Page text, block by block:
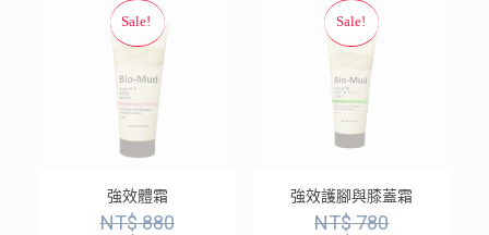
強效體霜
NT$880
強效護腳與膝蓋霜
NT$780